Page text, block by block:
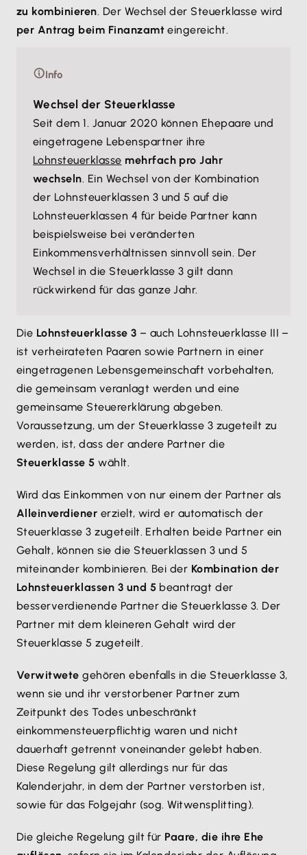
zu kombinieren. Der Wechsel der Steuerklasse wird
per Antrag beim Finanzamt eingereicht.
Info
Wechsel der Steuerklasse
Seit dem 1. Januar 2020 können Ehepaare und
eingetragene Lebenspartner ihre
Lohnsteuerklasse mehrfach pro Jahr
wechseln. Ein Wechsel von der Kombination
der Lohnsteuerklassen 3 und 5 auf die
Lohnsteuerklassen 4 für beide Partner kann
beispielsweise bei veränderten
Einkommensverhältnissen sinnvoll sein. Der
Wechsel in die Steuerklasse 3 gilt dann
rückwirkend für das ganze Jahr.
Die Lohnsteuerklasse 3 – auch Lohnsteuerklasse III –
ist verheirateten Paaren sowie Partnern in einer
eingetragenen Lebensgemeinschaft vorbehalten,
die gemeinsam veranlagt werden und eine
gemeinsame Steuererklärung abgeben.
Voraussetzung, um der Steuerklasse 3 zugeteilt zu
werden, ist, dass der andere Partner die
Steuerklasse 5wählt.
Wird das Einkommen von nur einem der Partner als
Alleinverdiener erzielt, wird er automatisch der
Steuerklasse 3 zugeteilt. Erhalten beide Partner ein
Gehalt, können sie die Steuerklassen 3 und 5
miteinander kombinieren. Bei der Kombination der
Lohnsteuerklassen 3 und 5 beantragt der
besserverdienende Partner die Steuerklasse 3. Der
Partner mit dem kleineren Gehalt wird der
Steuerklasse 5 zugeteilt.
Verwitwete gehören ebenfalls in die Steuerklasse 3,
wenn sie und ihr verstorbener Partner zum
Zeitpunkt des Todes unbeschränkt
einkommensteuerpflichtig waren und nicht
dauerhaft getrennt voneinander gelebt haben.
Diese Regelung gilt allerdings nur für das
Kalenderjahr, in dem der Partner verstorben ist,
sowie für das Folgejahr (sog. Witwensplitting).
Die gleiche Regelung gilt für Paare, die ihre Ehe